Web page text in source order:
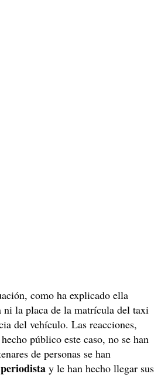
como ha explicado ella
ni la placa de la matrícula del taxi
del vehículo. Las reacciones,
público este caso, no se han
de personas se han
periodista y le han hecho llegar sus